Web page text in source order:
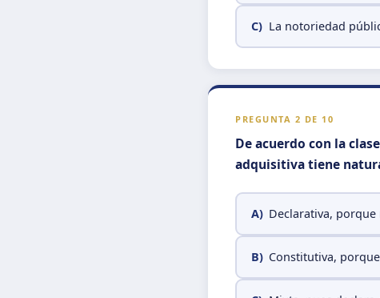
C) La notoriedad
PREGUNTA 2 DE 10
De acuerdo con la
adquisitiva tiene
A) Declarativa,
B) Constitutiva,